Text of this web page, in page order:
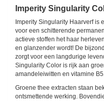
Imperity Singularity
Imperity Singularity Haarverf is
voor een schitterende
actieve stoffen het haar
en glanzender wordt! De
zorgt voor een langdurige
Singularity Color is rijk aan
amandeleiwitten en vitamine
Groene thee extracten staan
ontsmettende werking.